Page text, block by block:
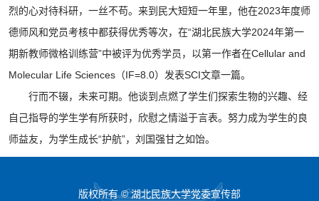
烈的心对待科研，一丝不苟。来到民大短短一年里，他在2023年度师
德师风和党员考核中都获得优秀等次，在“湖北民族大学2024年第一
期新教师微格训练营”中被评为优秀学员，以第一作者在Cellular and
Molecular Life Sciences（IF=8.0）发表SCI文章一篇。
行而不辍，未来可期。他谈到点燃了学生们探索生物的兴趣、经
自己指导的学生学有所获时，欣慰之情溢于言表。努力成为学生的良
师益友，为学生成长“护航”，刘国强甘之如饴。
版权所有 © 湖北民族大学党委宣传部